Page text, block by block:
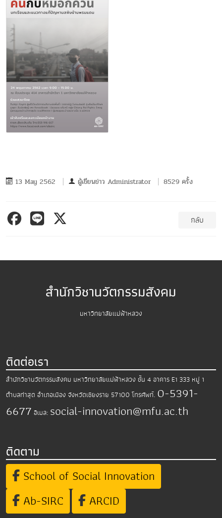
13 May 2562 ผู้เขียนข่าว Administrator 8529 ครั้ง
กลับ
สำนักวิชานวัตกรรมสังคม
มหาวิทยาลัยแม่ฟ้าหลวง
ติดต่อเรา
สำนักวิชานวัตกรรมสังคม มหาวิทยาลัยแม่ฟ้าหลวง ชั้น 4 อาคาร E1 333 หมู่ 1
ตำบลท่าสุด อำเภอเมือง จังหวัดเชียงราย 57100 โทรศัพท์. 0-5391-
6677 อีเมล: social-innovation@mfu.ac.th
ติดตาม
School of Social Innovation
Ab-SIRC
ARCID